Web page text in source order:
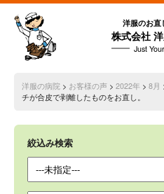
洋服のお直
株式会社
Just
洋服の病院 > お客様の声> 2022年 > 8月
チが合皮で剥離したものをお直し。
絞込み検索